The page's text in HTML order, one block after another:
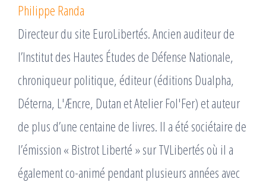
Philippe Randa
Directeur du site EuroLibertés. Ancien auditeur de
l’Institut des Hautes Études de Défense Nationale,
chroniqueur politique, éditeur (éditions Dualpha,
Déterna, L'Æncre, Dutan et Atelier Fol'Fer) et auteur
de plus d’une centaine de livres. Il a été sociétaire de
l’émission « Bistrot Liberté » sur TVLibertés où il a
également co-animé pendant plusieurs années avec